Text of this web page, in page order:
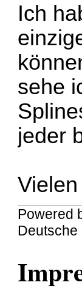
Ich
sehe
jeder
Powered
Deutsche